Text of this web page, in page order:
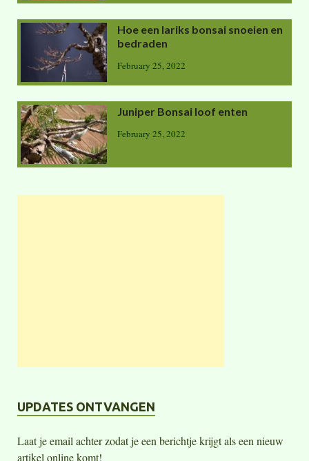
Hoe een lariks bonsai snoeien en
bedraden
February 25, 2022
Juniper Bonsai loof enten
February 25, 2022
UPDATES ONTVANGEN
Laat je email achter zodat je een berichtje krijgt als een nieuw
artikel online komt!